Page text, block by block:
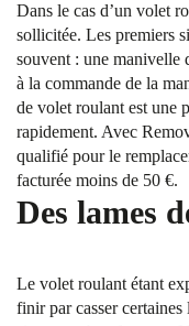
Dans le cas d’un volet
sollicitée. Les premiers
souvent : une manivelle
à la commande de la
de volet roulant est une
rapidement. Avec
qualifié pour le
facturée moins de 50 €.
Des lames
Le volet roulant étant
finir par casser